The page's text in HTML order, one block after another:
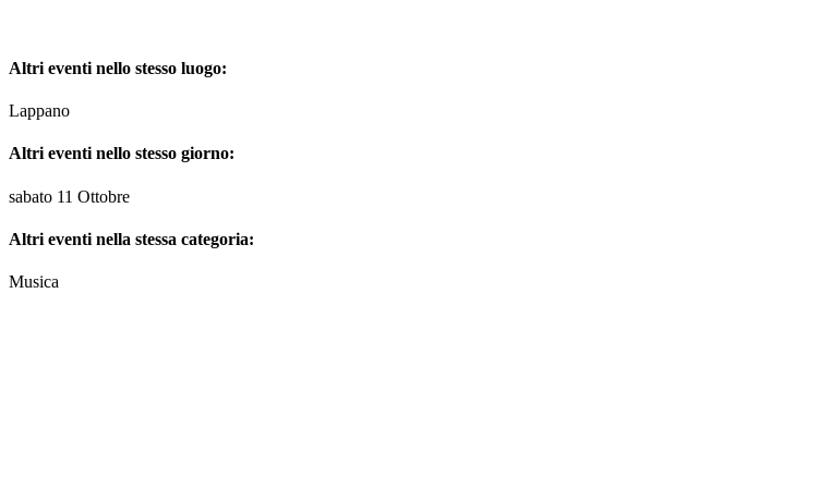
Altri eventi nello stesso luogo:
Lappano
Altri eventi nello stesso giorno:
sabato 11 Ottobre
Altri eventi nella stessa categoria:
Musica